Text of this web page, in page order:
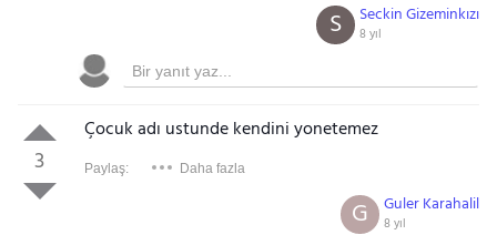
Seckin Gizeminkızı
8 yıl
S
3
Çocuk adı ustunde kendini yonetemez
Paylaş: Daha fazla
Guler Karahalil
8 yıl
G